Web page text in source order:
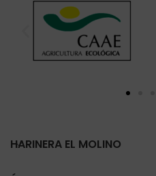
HARINERA EL MOLINO